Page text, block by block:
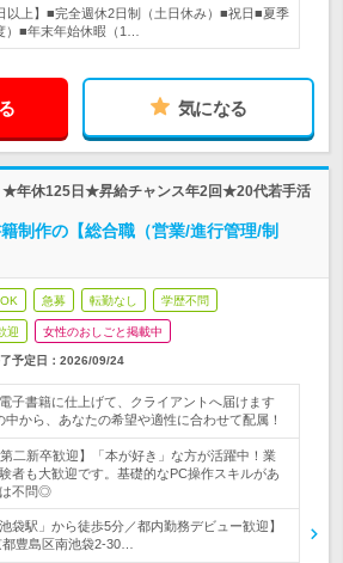
以上】■完全週休2日制（土日休み）■祝日■夏季
）■年末年始休暇（1…
気になる
★年休125日★昇給チャンス年2回★20代若手活
制作の【総合職（営業/進行管理/制
急募 転勤なし 学歴不問
迎 女性のおしごと掲載中
予定日： 2026/09/24
子書籍に仕上げて、クライアントへ届けます
から、あなたの希望や適性に合わせて配属！
第二新卒歓迎】「本が好き」な方が活躍中！業
者も大歓迎です。基礎的なPC操作スキルがあ
不問◎
袋駅」から徒歩5分／都内勤務デビュー歓迎】
豊島区南池袋2-30…